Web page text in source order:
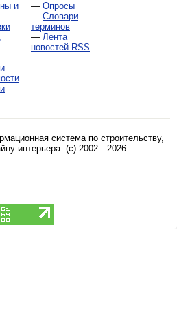
и
— Опросы
— Словари
терминов
— Лента
новостей RSS
система по строительству,
интерьера. (c) 2002—2026